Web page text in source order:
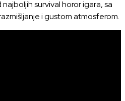
survival horor igara, sa
i gustom atmosferom.